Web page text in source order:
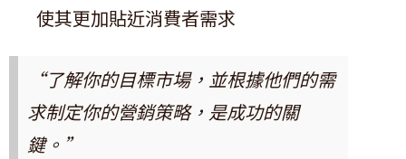
使其更加貼近消費者需求
“了解你的目標市場，並根據他們的需
求制定你的營銷策略，是成功的關
鍵。”